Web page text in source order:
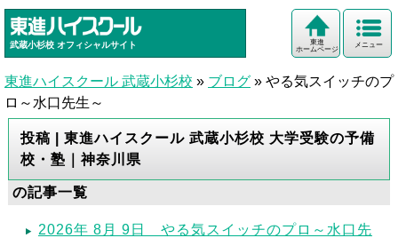
武蔵小杉校 オフィシャルサイト メニュー
東進
ホームページ
東進ハイスクール 武蔵小杉校 » ブログ » やる気スイッチのプ
ロ～水口先生～
投稿 | 東進ハイスクール 武蔵小杉校 大学受験の予備
校・塾｜神奈川県
の記事一覧
2026年 8月 9日 やる気スイッチのプロ～水口先